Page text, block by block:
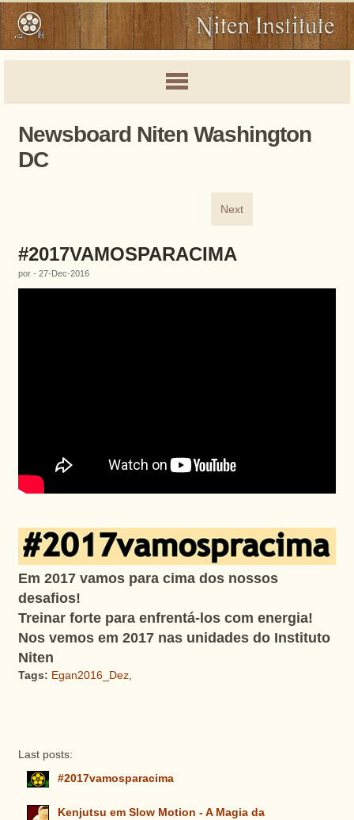
Newsboard Niten Washington
DC
Next
#2017VAMOSPARACIMA
por - 27-Dec-2016
Em 2017 vamos para cima dos nossos
desafios!
Treinar fortepara enfrentá-los com energia!
Nos vemosem 2017 nas unidades do Instituto
Niten
Tags: Egan2016_Dez,
Last posts:
#2017vamosparacima
Kenjutsu em Slow Motion - A Magia da